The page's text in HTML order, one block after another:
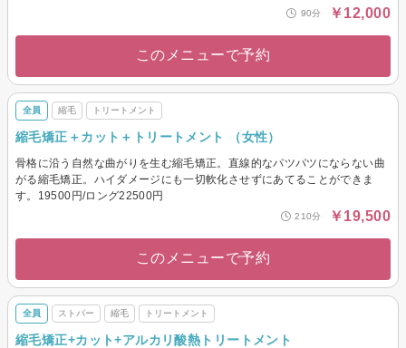
90分 ￥12,000
このメニューで予約
全員 縮毛 トリートメント
縮毛矯正＋カット＋トリートメント （女性）
骨格に沿う自然な曲がりを生む縮毛矯正。直線的なパツパツにならない曲
がる縮毛矯正。ハイダメージにも一切軟化させずにあてることができま
す。19500円/ロング22500円
210分 ￥19,500
このメニューで予約
全員 ストパー 縮毛 トリートメント
縮毛矯正+カット+アルカリ酸熱トリートメント